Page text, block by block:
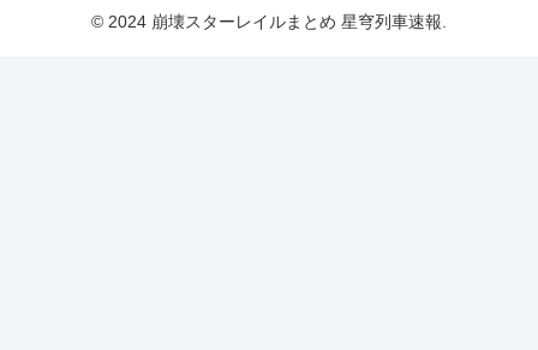
© 2024 崩壊スターレイルまとめ 星穹列車速報.